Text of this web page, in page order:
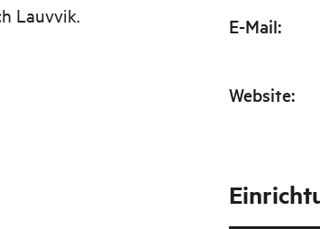
Lauvvik.
E-Mail:
Website: